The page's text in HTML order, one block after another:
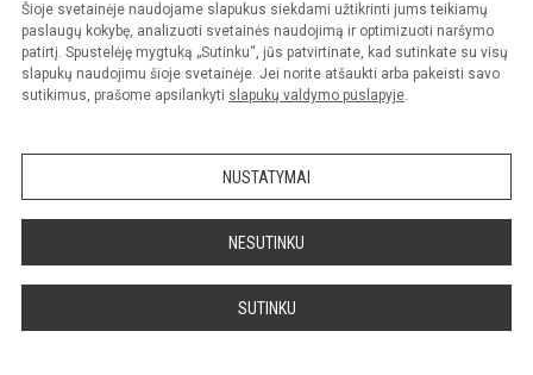
Šioje svetainėje naudojame slapukus siekdami užtikrinti jums teikiamų
paslaugų kokybę, analizuoti svetainės naudojimą ir optimizuoti naršymo
patirtį. Spustelėję mygtuką „Sutinku“, jūs patvirtinate, kad sutinkate su visų
slapukų naudojimu šioje svetainėje. Jei norite atšaukti arba pakeisti savo
sutikimus, prašome apsilankyti slapukų valdymo puslapyje.
NUSTATYMAI
NESUTINKU
SUTINKU
© 2023. Jonavos Jeronimo Ralio gimnazija. Visos teisės saugomos.
Kopijuoti turinį be raštiško gimnazijos sutikimo griežtai draudžiama.
Prieinamumo paraiška Slapukų valdymas
Sumanus būdas atnaujinti